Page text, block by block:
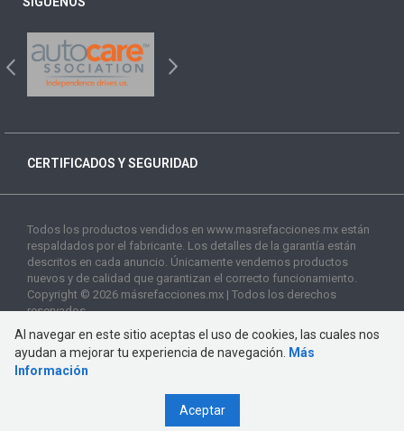
CERTIFICADOS Y SEGURIDAD
Todos los productos vendidos en www.masrefacciones.mx están
respaldados por el fabricante. Los detalles de la garantía están
descritos en cada anuncio. Únicamente vendemos productos
nuevos y de calidad que garantizan el correcto funcionamiento.
Copyright © 2026 másrefacciones.mx | Todos los derechos
reservados
Al navegar en este sitio aceptas el uso de cookies, las cuales nos
ayudan a mejorar tu experiencia de navegación.
Más
Información
Aceptar